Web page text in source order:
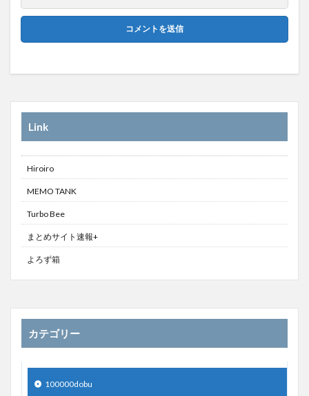
Link
Hiroiro
MEMO TANK
Turbo Bee
まとめサイト速報+
よろず箱
カテゴリー
100000dobu